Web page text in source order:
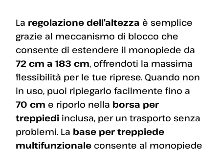
La regolazione dell’altezza è semplice
grazie al meccanismo di blocco che
consente di estendere il monopiede da
72 cm a 183 cm, offrendoti la massima
flessibilità per le tue riprese. Quando non
in uso, puoi ripiegarlo facilmente fino a
70 cm e riporlo nella borsa per
treppiedi inclusa, per un trasporto senza
problemi. La base per treppiede
multifunzionale consente al monopiede